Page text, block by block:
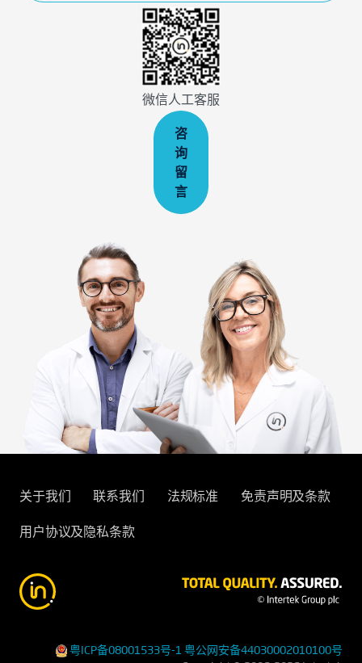
微信人工客服
咨
询
留
言
关于我们 联系我们 法规标准 免责声明及条款
用户协议及隐私条款
粤ICP备08001533号-1粤公网安备44030002010100号